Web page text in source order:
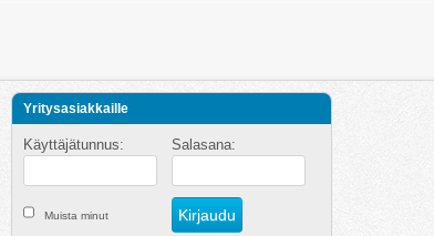
Yritysasiakkaille
Käyttäjätunnus: Salasana:
Muista minut